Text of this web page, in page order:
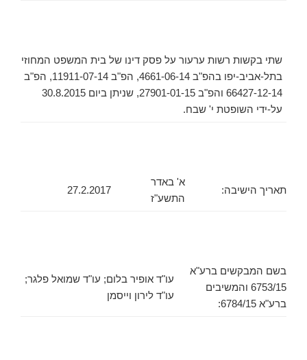
שתי בקשות רשות ערעור על פסק דינו של בית המשפט המחוזי
בתל-אביב-יפו בהפ"ב 4661-06-14, הפ"ב 11911-07-14, הפ"ב
66427-12-14 והפ"ב 27901-01-15, שניתן ביום 30.8.2015
על-ידי השופטת י' שבח.
תאריך הישיבה:
א' באדר
התשע"ז
27.2.2017
בשם המבקשים ברע"א
6753/15 והמשיבים
ברע"א 6784/15:
עו"ד אופיר בלום; עו"ד שמואל פלגר;
עו"ד לירון וייסמן